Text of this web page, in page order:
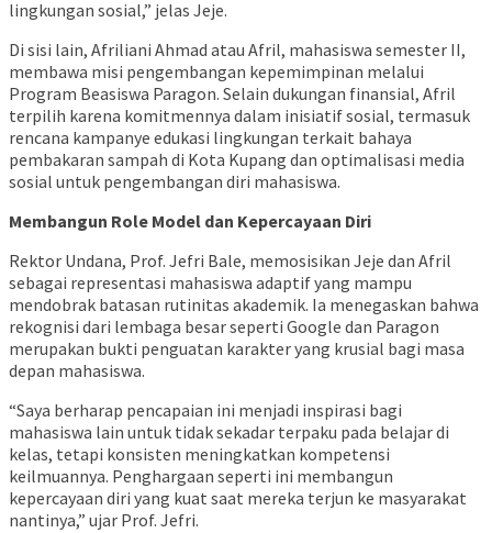
lingkungan sosial,” jelas Jeje.
Di sisi lain, Afriliani Ahmad atau Afril, mahasiswa semester II,
membawa misi pengembangan kepemimpinan melalui
Program Beasiswa Paragon. Selain dukungan finansial, Afril
terpilih karena komitmennya dalam inisiatif sosial, termasuk
rencana kampanye edukasi lingkungan terkait bahaya
pembakaran sampah di Kota Kupang dan optimalisasi media
sosial untuk pengembangan diri mahasiswa.
Membangun Role Model dan Kepercayaan Diri
Rektor Undana, Prof. Jefri Bale, memosisikan Jeje dan Afril
sebagai representasi mahasiswa adaptif yang mampu
mendobrak batasan rutinitas akademik. Ia menegaskan bahwa
rekognisi dari lembaga besar seperti Google dan Paragon
merupakan bukti penguatan karakter yang krusial bagi masa
depan mahasiswa.
“Saya berharap pencapaian ini menjadi inspirasi bagi
mahasiswa lain untuk tidak sekadar terpaku pada belajar di
kelas, tetapi konsisten meningkatkan kompetensi
keilmuannya. Penghargaan seperti ini membangun
kepercayaan diri yang kuat saat mereka terjun ke masyarakat
nantinya,” ujar Prof. Jefri.